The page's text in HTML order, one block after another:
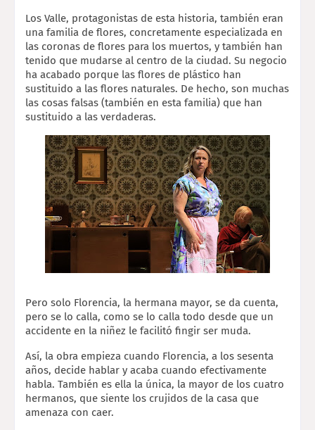
Los Valle, protagonistas de esta historia, también eran
una familia de flores, concretamente especializada en
las coronas de flores para los muertos, y también han
tenido que mudarse al centro de la ciudad. Su negocio
ha acabado porque las flores de plástico han
sustituido a las flores naturales. De hecho, son muchas
las cosas falsas (también en esta familia) que han
sustituido a las verdaderas.
Pero solo Florencia, la hermana mayor, se da cuenta,
pero se lo calla, como se lo calla todo desde que un
accidente en la niñez le facilitó fingir ser muda.
Así, la obra empieza cuando Florencia, a los sesenta
años, decide hablar y acaba cuando efectivamente
habla. También es ella la única, la mayor de los cuatro
hermanos, que siente los crujidos de la casa que
amenaza con caer.